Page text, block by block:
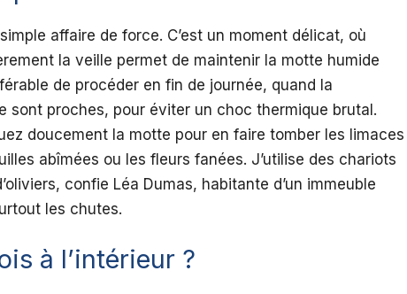
affaire de force. C’est un moment délicat, où
la veille permet de maintenir la motte humide
de procéder en fin de journée, quand la
sont proches, pour éviter un choc thermique brutal.
doucement la motte pour en faire tomber les limaces
abîmées ou les fleurs fanées. J’utilise des chariots
confie Léa Dumas, habitante d’un immeuble
les chutes.
à l’intérieur ?